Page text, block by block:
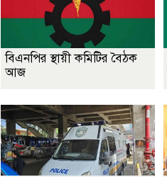
বিএনপির স্থায়ী কমিটির বৈঠক
আজ